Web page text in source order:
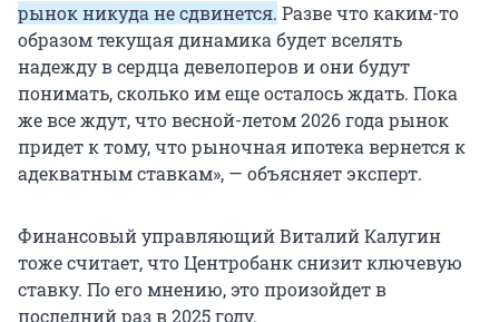
рынок никуда не сдвинется. Разве что каким-то
образом текущая динамика будет вселять
надежду в сердца девелоперов и они будут
понимать, сколько им еще осталось ждать. Пока
же все ждут, что весной-летом 2026 года рынок
придет к тому, что рыночная ипотека вернется к
адекватным ставкам», — объясняет эксперт.
Финансовый управляющий Виталий Калугин
тоже считает, что Центробанк снизит ключевую
ставку. По его мнению, это произойдет в
последний раз в 2025 году.